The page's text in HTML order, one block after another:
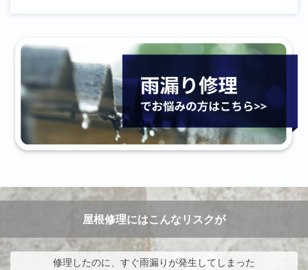
屋根修理にはこんなリスクが
修理したのに、すぐ雨漏りが発生してしまった